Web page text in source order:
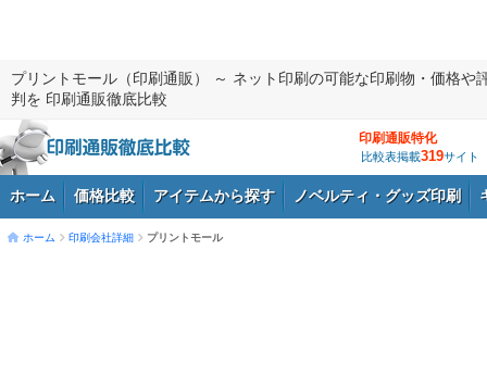
プリントモール（印刷通販） ～ ネット印刷の可能な印刷物・価格や
判を 印刷通販徹底比較
印刷通販特化
比較表掲載319サイト
ホーム 価格比較 アイテムから探す ノベルティ・グッズ印刷
ホーム 印刷会社詳細 プリントモール